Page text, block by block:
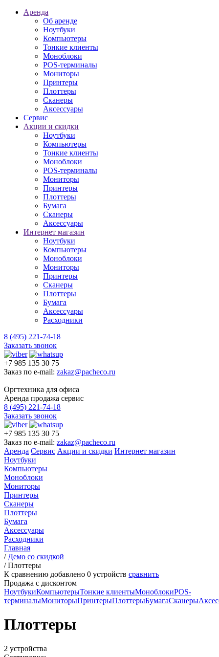
Аренда
Об аренде
Ноутбуки
Компьютеры
Тонкие клиенты
Моноблоки
POS-терминалы
Мониторы
Принтеры
Плоттеры
Сканеры
Аксессуары
Сервис
Акции и скидки
Ноутбуки
Компьютеры
Тонкие клиенты
Моноблоки
POS-терминалы
Мониторы
Принтеры
Плоттеры
Бумага
Сканеры
Аксессуары
Интернет магазин
Ноутбуки
Компьютеры
Моноблоки
Мониторы
Принтеры
Сканеры
Плоттеры
Бумага
Аксессуары
Расходники
8 (495) 221-74-18
Заказать звонок
+7 985 135 30 75
Заказ по e-mail: zakaz@pacheco.ru
Оргтехника для офиса
Аренда продажа сервис
8 (495) 221-74-18
Заказать звонок
+7 985 135 30 75
Заказ по e-mail: zakaz@pacheco.ru
Аренда Сервис Акции и скидки Интернет магазин
Ноутбуки
Компьютеры
Моноблоки
Мониторы
Принтеры
Сканеры
Плоттеры
Бумага
Аксессуары
Расходники
Главная
/ Демо со скидкой
/Плоттеры
К сравнению добавлено 0 устройств сравнить
Продажа с дисконтом
НоутбукиКомпьютерыТонкие клиентыМоноблокиPOS-
терминалыМониторыПринтерыПлоттерыБумагаСканеры
Плоттеры
2 устройства